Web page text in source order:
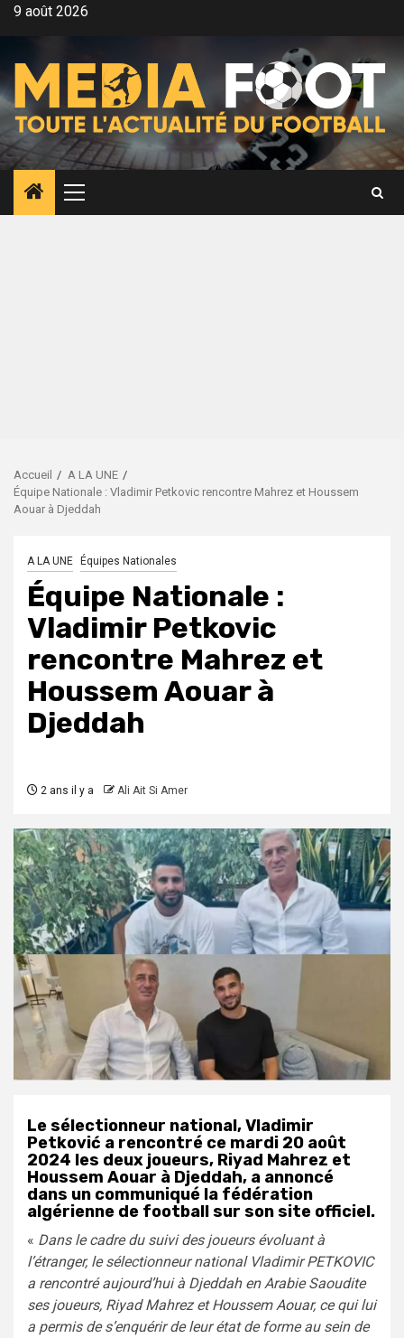
Aller9 août 2026
Menu
principal
Accueil
A LA UNE
Équipe Nationale : Vladimir Petkovic rencontre Mahrez et Houssem
Aouar à Djeddah
A LA UNE Équipes Nationales
Équipe Nationale :
Vladimir Petkovic
rencontre Mahrez et
Houssem Aouar à
Djeddah
2 ans il y a Ali Ait Si Amer
Le sélectionneur national, Vladimir
Petković a rencontré ce mardi 20 août
2024 les deux joueurs, Riyad Mahrez et
Houssem Aouar à Djeddah, a annoncé
dans un communiqué la fédération
algérienne de football sur son site officiel.
« Dans le cadre du suivi des joueurs évoluant à
l’étranger, le sélectionneur national Vladimir PETKOVIC
a rencontré aujourd’hui à Djeddah en Arabie Saoudite
ses joueurs, Riyad Mahrez et Houssem Aouar, ce qui lui
a permis de s’enquérir de leur état de forme au sein de